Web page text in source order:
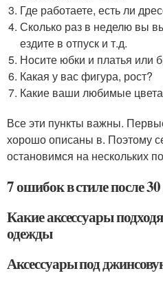
Где работаете, есть ли
Сколько раз в неделю вы
ездите в отпуск и т.д.
Носите юбки и платья или
Какая у вас фигура, рост?
Какие ваши любимые
Все эти пункты важны.
хорошо описаны в. Поэтому
остановимся на нескольких
7 ошибок в стиле после 30
Какие аксессуары
одежды
Аксессуары под